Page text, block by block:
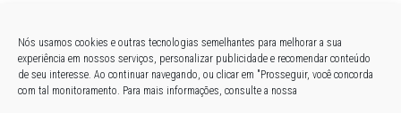
Nós usamos cookies e outras tecnologias semelhantes para melhorar a sua
experiência em nossos serviços, personalizar publicidade e recomendar conteúdo
de seu interesse. Ao continuar navegando, ou clicar em "Prosseguir, você concorda
com tal monitoramento. Para mais informações, consulte a nossa
pode ficar tranquilo sempre isso acontecer nós te
informaremos assim que acessar a página da Cleber Almeida
da Silva.